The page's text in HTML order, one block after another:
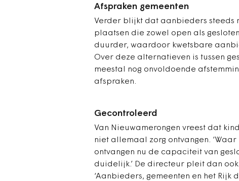
Afspraken gemeenten
Verder blijkt dat aanbieders steeds
plaatsen die zowel open als
duurder, waardoor kwetsbare
Over deze alternatieven is tussen
meestal nog onvoldoende
afspraken.
Gecontroleerd
Van Nieuwamerongen vreest dat
niet allemaal zorg ontvangen.
ontvangen nu de capaciteit van
duidelijk.’ De directeur pleit dan
‘Aanbieders, gemeenten en het